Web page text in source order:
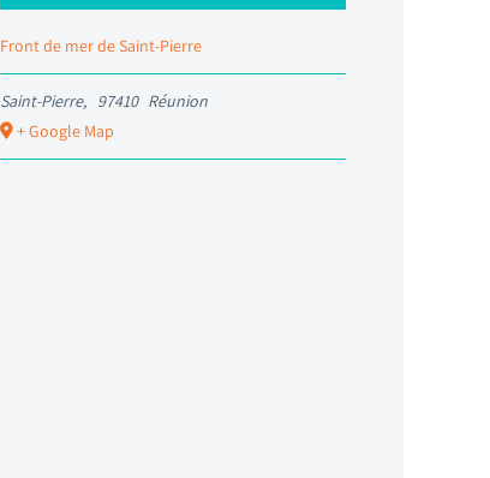
Front de mer de Saint-Pierre
Saint-Pierre, 97410 Réunion
+ Google Map